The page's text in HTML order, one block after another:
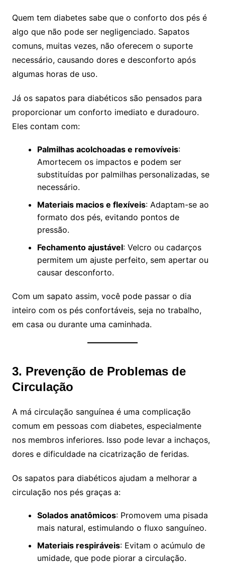
Quem tem diabetes sabe que o conforto dos pés é
algo que não pode ser negligenciado. Sapatos
comuns, muitas vezes, não oferecem o suporte
necessário, causando dores e desconforto após
algumas horas de uso.
Já os sapatos para diabéticos são pensados para
proporcionar um conforto imediato e duradouro.
Eles contam com:
Palmilhas acolchoadas e removíveis:
Amortecem os impactos e podem ser
substituídas por palmilhas personalizadas, se
necessário.
Materiais macios e flexíveis: Adaptam-se ao
formato dos pés, evitando pontos de
pressão.
Fechamento ajustável: Velcro ou cadarços
permitem um ajuste perfeito, sem apertar ou
causar desconforto.
Com um sapato assim, você pode passar o dia
inteiro com os pés confortáveis, seja no trabalho,
em casa ou durante uma caminhada.
3. Prevenção de Problemas de
Circulação
A má circulação sanguínea é uma complicação
comum em pessoas com diabetes, especialmente
nos membros inferiores. Isso pode levar a inchaços,
dores e dificuldade na cicatrização de feridas.
Os sapatos para diabéticos ajudam a melhorar a
circulação nos pés graças a:
Solados anatômicos: Promovem uma pisada
mais natural, estimulando o fluxo sanguíneo.
Materiais respiráveis: Evitam o acúmulo de
umidade, que pode piorar a circulação.